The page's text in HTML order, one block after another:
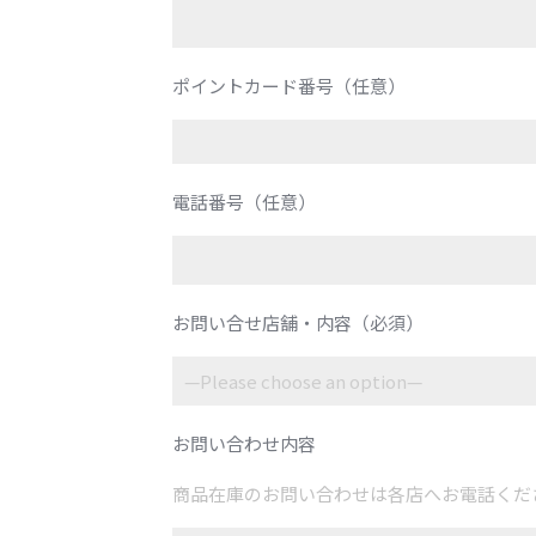
ポイントカード番号（任意）
電話番号（任意）
お問い合せ店舗・内容（必須）
お問い合わせ内容
商品在庫のお問い合わせは各店へお電話く